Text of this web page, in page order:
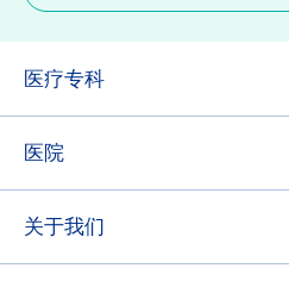
邮
件
填)
医疗专科
医院
关于我们